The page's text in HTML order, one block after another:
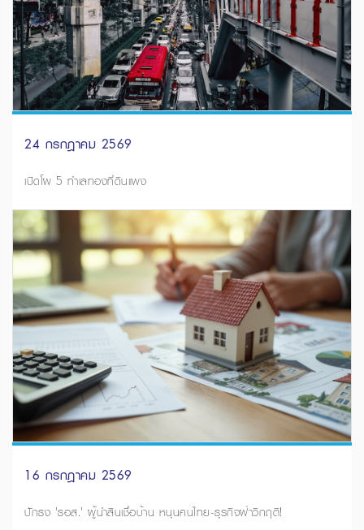
24 กรกฎาคม 2569
เปิดโผ 5 ทำเลทองที่ดินแพง
16 กรกฎาคม 2569
ปักธง 'ธอส.' ผู้นำสินเชื่อบ้าน หนุนคนไทย-ธุรกิจฝ่าวิกฤติ!